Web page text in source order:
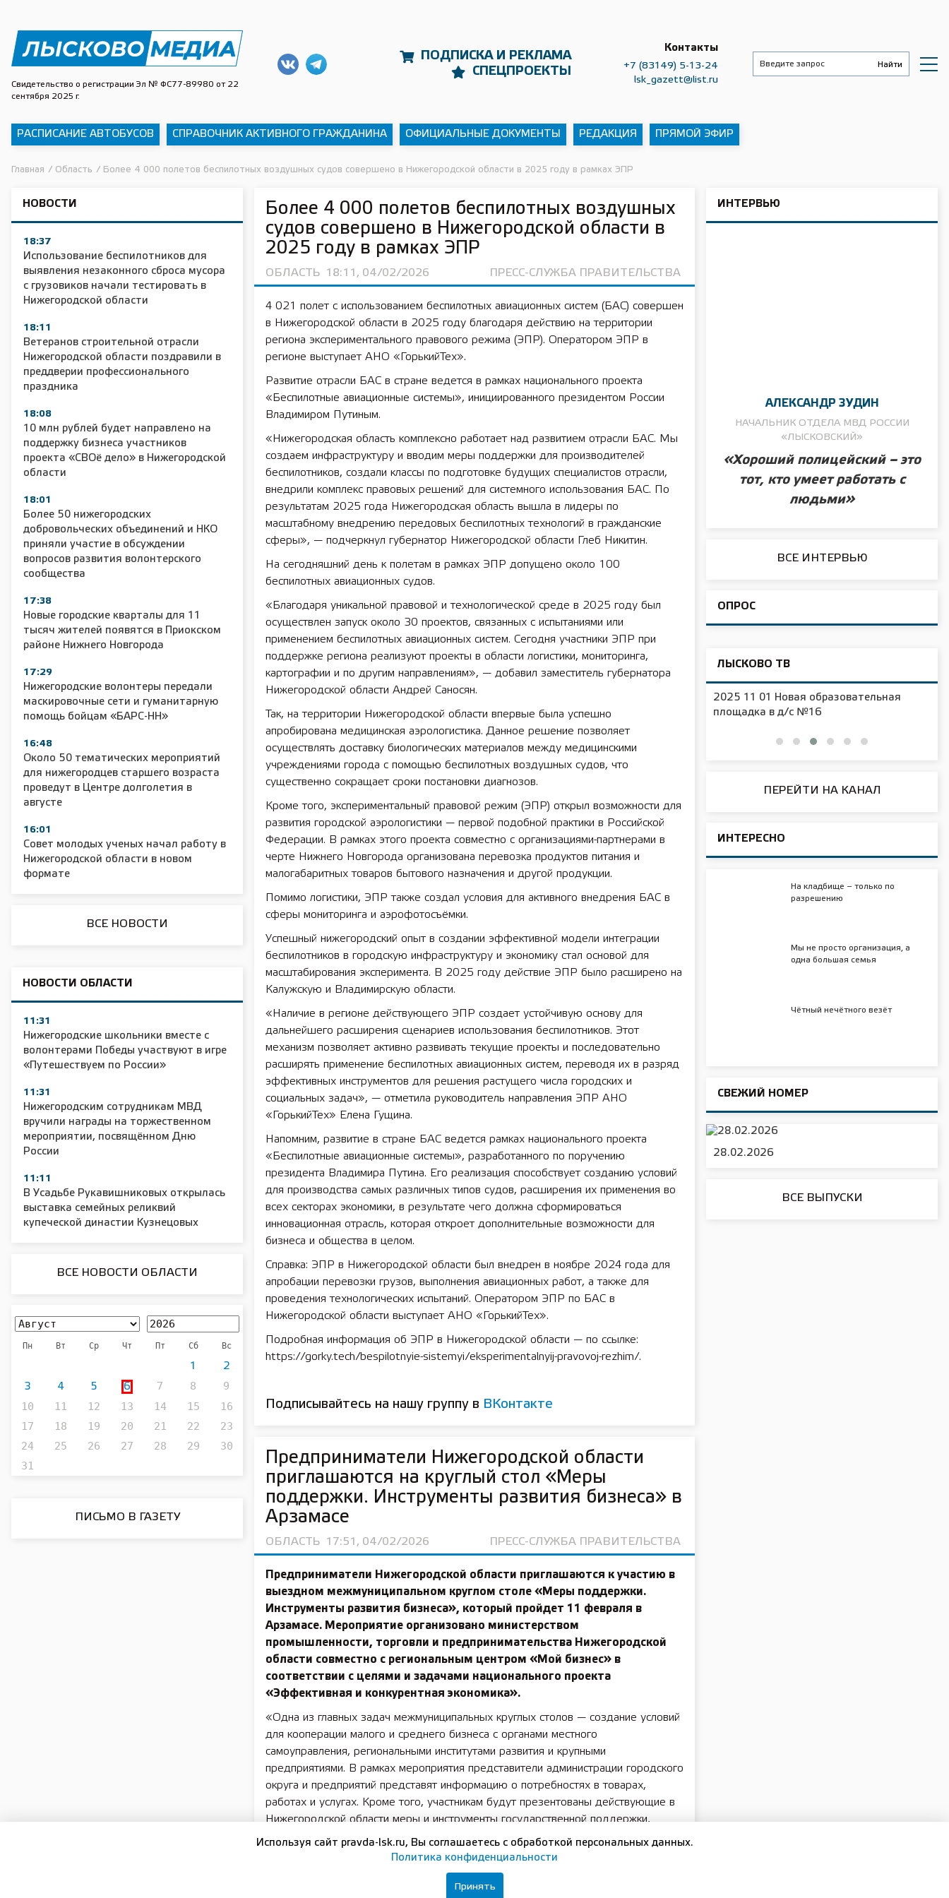
Свидетельство о регистрации Эл № ФС77-89980 от 22
сентября 2025 г.
ПОДПИСКА И РЕКЛАМА
СПЕЦПРОЕКТЫ
Контакты
+7 (83149) 5-13-24
lsk_gazett@list.ru
РАСПИСАНИЕ АВТОБУСОВ СПРАВОЧНИК АКТИВНОГО ГРАЖДАНИНА ОФИЦИАЛЬНЫЕ ДОКУМЕНТЫ РЕДАКЦИЯ ПРЯМОЙ ЭФИР
Главная / Область / Более 4 000 полетов беспилотных воздушных судов совершено в Нижегородской области в 2025 году в рамках ЭПР
НОВОСТИ
18:37
Использование беспилотников для
выявления незаконного сброса мусора
с грузовиков начали тестировать в
Нижегородской области
18:11
Ветеранов строительной отрасли
Нижегородской области поздравили в
преддверии профессионального
праздника
18:08
10 млн рублей будет направлено на
поддержку бизнеса участников
проекта «СВОё дело» в Нижегородской
области
18:01
Более 50 нижегородских
добровольческих объединений и НКО
приняли участие в обсуждении
вопросов развития волонтерского
сообщества
17:38
Новые городские кварталы для 11
тысяч жителей появятся в Приокском
районе Нижнего Новгорода
17:29
Нижегородские волонтеры передали
маскировочные сети и гуманитарную
помощь бойцам «БАРС-НН»
16:48
Около 50 тематических мероприятий
для нижегородцев старшего возраста
проведут в Центре долголетия в
августе
16:01
Совет молодых ученых начал работу в
Нижегородской области в новом
формате
ВСЕ НОВОСТИ
НОВОСТИ ОБЛАСТИ
11:31
Нижегородские школьники вместе с
волонтерами Победы участвуют в игре
«Путешествуем по России»
11:31
Нижегородским сотрудникам МВД
вручили награды на торжественном
мероприятии, посвящённом Дню
России
11:11
В Усадьбе Рукавишниковых открылась
выставка семейных реликвий
купеческой династии Кузнецовых
ВСЕ НОВОСТИ ОБЛАСТИ
Пн Вт Ср Чт Пт Сб Вс
1 2
3 4 5 6 7 8
9
10
11 12 13 14 15
16
17
18 19 20 21 22
23
24
25 26 27 28 29
30
31
ПИСЬМО В ГАЗЕТУ
Более 4 000 полетов беспилотных воздушных
судов совершено в Нижегородской области в
2025 году в рамках ЭПР
ОБЛАСТЬ 18:11, 04/02/2026 ПРЕСС-СЛУЖБА ПРАВИТЕЛЬСТВА
4 021 полет с использованием беспилотных авиационных систем (БАС) совершен
в Нижегородской области в 2025 году благодаря действию на территории
региона экспериментального правового режима (ЭПР). Оператором ЭПР в
регионе выступает АНО «ГорькийТех».
Развитие отрасли БАС в стране ведется в рамках национального проекта
«Беспилотные авиационные системы», инициированного президентом России
Владимиром Путиным.
«Нижегородская область комплексно работает над развитием отрасли БАС. Мы
создаем инфраструктуру и вводим меры поддержки для производителей
беспилотников, создали классы по подготовке будущих специалистов отрасли,
внедрили комплекс правовых решений для системного использования БАС. По
результатам 2025 года Нижегородская область вышла в лидеры по
масштабному внедрению передовых беспилотных технологий в гражданские
сферы», — подчеркнул губернатор Нижегородской области Глеб Никитин.
На сегодняшний день к полетам в рамках ЭПР допущено около 100
беспилотных авиационных судов.
«Благодаря уникальной правовой и технологической среде в 2025 году был
осуществлен запуск около 30 проектов, связанных с испытаниями или
применением беспилотных авиационных систем. Сегодня участники ЭПР при
поддержке региона реализуют проекты в области логистики, мониторинга,
картографии и по другим направлениям», — добавил заместитель губернатора
Нижегородской области Андрей Саносян.
Так, на территории Нижегородской области впервые была успешно
апробирована медицинская аэрологистика. Данное решение позволяет
осуществлять доставку биологических материалов между медицинскими
учреждениями города с помощью беспилотных воздушных судов, что
существенно сокращает сроки постановки диагнозов.
Кроме того, экспериментальный правовой режим (ЭПР) открыл возможности для
развития городской аэрологистики — первой подобной практики в Российской
Федерации. В рамках этого проекта совместно с организациями-партнерами в
черте Нижнего Новгорода организована перевозка продуктов питания и
малогабаритных товаров бытового назначения и другой продукции.
Помимо логистики, ЭПР также создал условия для активного внедрения БАС в
сферы мониторинга и аэрофотосъёмки.
Успешный нижегородский опыт в создании эффективной модели интеграции
беспилотников в городскую инфраструктуру и экономику стал основой для
масштабирования эксперимента. В 2025 году действие ЭПР было расширено на
Калужскую и Владимирскую области.
«Наличие в регионе действующего ЭПР создает устойчивую основу для
дальнейшего расширения сценариев использования беспилотников. Этот
механизм позволяет активно развивать текущие проекты и последовательно
расширять применение беспилотных авиационных систем, переводя их в разряд
эффективных инструментов для решения растущего числа городских и
социальных задач», — отметила руководитель направления ЭПР АНО
«ГорькийТех» Елена Гущина.
Напомним, развитие в стране БАС ведется рамках национального проекта
«Беспилотные авиационные системы», разработанного по поручению
президента Владимира Путина. Его реализация способствует созданию условий
для производства самых различных типов судов, расширения их применения во
всех секторах экономики, в результате чего должна сформироваться
инновационная отрасль, которая откроет дополнительные возможности для
бизнеса и общества в целом.
Справка: ЭПР в Нижегородской области был внедрен в ноябре 2024 года для
апробации перевозки грузов, выполнения авиационных работ, а также для
проведения технологических испытаний. Оператором ЭПР по БАС в
Нижегородской области выступает АНО «ГорькийТех».
Подробная информация об ЭПР в Нижегородской области — по ссылке:
https://gorky.tech/bespilotnyie-sistemyi/eksperimentalnyij-pravovoj-rezhim/.
Подписывайтесь на нашу группу в ВКонтакте
Предприниматели Нижегородской области
приглашаются на круглый стол «Меры
поддержки. Инструменты развития бизнеса» в
Арзамасе
ОБЛАСТЬ 17:51, 04/02/2026 ПРЕСС-СЛУЖБА ПРАВИТЕЛЬСТВА
Предприниматели Нижегородской области приглашаются к участию в
выездном межмуниципальном круглом столе «Меры поддержки.
Инструменты развития бизнеса», который пройдет 11 февраля в
Арзамасе. Мероприятие организовано министерством
промышленности, торговли и предпринимательства Нижегородской
области совместно с региональным центром «Мой бизнес» в
соответствии с целями и задачами национального проекта
«Эффективная и конкурентная экономика».
«Одна из главных задач межмуниципальных круглых столов — создание условий
для кооперации малого и среднего бизнеса с органами местного
самоуправления, региональными институтами развития и крупными
предприятиями. В рамках мероприятия представители администрации городского
округа и предприятий представят информацию о потребностях в товарах,
работах и услугах. Кроме того, участникам будут презентованы действующие в
Нижегородской области меры и инструменты государственной поддержки,
направленные на развитие предпринимательской деятельности», — отметил
министр промышленности, торговли и предпринимательства Нижегородской
Спикерами выступят эксперты регионального центра «Мой бизнес», Фонда
ИНТЕРВЬЮ
АЛЕКСАНДР ЗУДИН
НАЧАЛЬНИК ОТДЕЛА МВД РОССИИ
«ЛЫСКОВСКИЙ»
«Хороший полицейский – это
тот, кто умеет работать с
людьми»
ВСЕ ИНТЕРВЬЮ
ОПРОС
ЛЫСКОВО ТВ
11 01 Сельское хозяйство 2025 2025 11 01 55 лет СОШ №2
сельскохозяйственного назначения
2025 11 01 Новая образовательная
площадка в д/с №16
ПЕРЕЙТИ НА КАНАЛ
ИНТЕРЕСНО
На кладбище – только по
разрешению
Мы не просто организация, а
одна большая семья
Чётный нечётного везёт
СВЕЖИЙ НОМЕР
28.02.2026
ВСЕ ВЫПУСКИ
Используя сайт pravda-lsk.ru, Вы соглашаетесь с обработкой персональных данных.
Политика конфиденциальности
Принять